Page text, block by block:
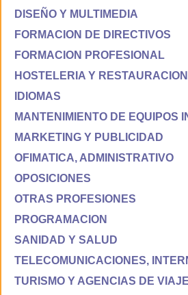
DISEÑO Y MULTIMEDIA
FORMACION DE DIRECTIVOS
FORMACION PROFESIONAL
HOSTELERIA Y RESTAURACION
IDIOMAS
MANTENIMIENTO DE EQUIPOS
MARKETING Y PUBLICIDAD
OFIMATICA, ADMINISTRATIVO
OPOSICIONES
OTRAS PROFESIONES
PROGRAMACION
SANIDAD Y SALUD
TELECOMUNICACIONES,
TURISMO Y AGENCIAS DE VIAJE